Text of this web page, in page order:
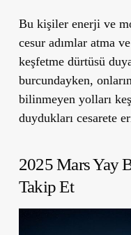
Bu kişiler enerji ve
cesur adımlar atma
keşfetme dürtüsü
burcundayken,
bilinmeyen yolları
duydukları cesarete
2025Mars Yay
Takip Et